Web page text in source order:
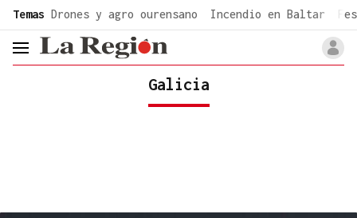
Temas Drones y agro ourensano Incendio en Baltar
header.menu.open
Galicia